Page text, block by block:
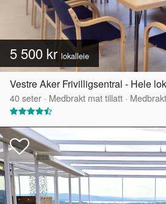
5 500 kr lokalleie
Vestre Aker Frivilligsentral - Hele
40seter · Medbrakt mat tillatt ·